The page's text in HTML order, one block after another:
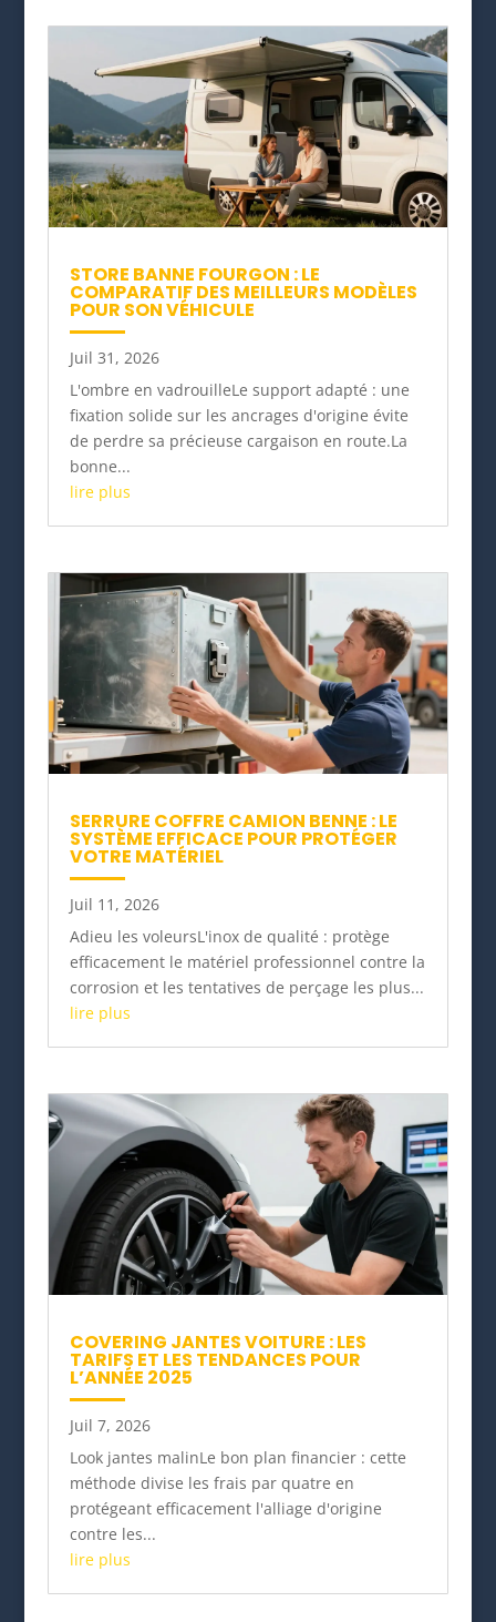
STORE BANNE FOURGON : LE
COMPARATIF DES MEILLEURS MODÈLES
POUR SON VÉHICULE
Juil 31, 2026
L'ombre en vadrouilleLe support adapté : une
fixation solide sur les ancrages d'origine évite
de perdre sa précieuse cargaison en route.La
bonne...
lire plus
SERRURE COFFRE CAMION BENNE : LE
SYSTÈME EFFICACE POUR PROTÉGER
VOTRE MATÉRIEL
Juil 11, 2026
Adieu les voleursL'inox de qualité : protège
efficacement le matériel professionnel contre la
corrosion et les tentatives de perçage les plus...
lire plus
COVERING JANTES VOITURE : LES
TARIFS ET LES TENDANCES POUR
L’ANNÉE 2025
Juil 7, 2026
Look jantes malinLe bon plan financier : cette
méthode divise les frais par quatre en
protégeant efficacement l'alliage d'origine
contre les...
lire plus